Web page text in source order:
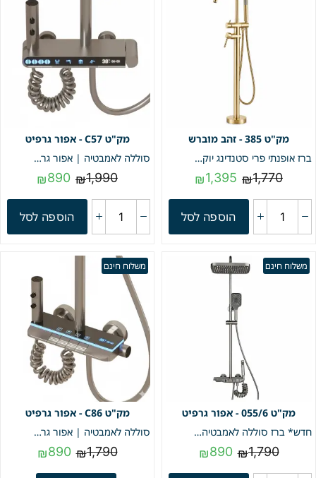
385 - זהב מוברש
ברז אופנתי פרי סטנדינג יוקרתי לאמבטיה מונחת מילוי + מזלף יד | זהב מוברש | מק"ט 385
₪1,770
₪1,395
הוספה לסל
C57 - אפור גרפיט
סוללה לאמבטיה | אפור גרפיט | מק"ט C57
₪1,990
₪890
הוספה לסל
משלוח חינם
055/6 - אפור גרפיט
חדש* ברז סוללה לאמבטיה "פסנתר" + מוט פינוק | אפור גרפיט | מק"ט 055/6
₪1,790
₪890
משלוח חינם
C86 - אפור גרפיט
סוללה לאמבטיה | אפור גרפיט | מק"ט C86
₪1,790
₪890